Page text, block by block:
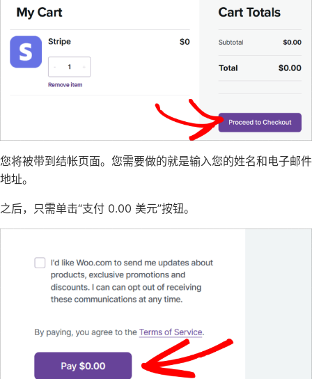
您将被带到结帐页面。您需要做的就是输入您的姓名和电子邮件
地址。
之后，只需单击“支付 0.00 美元”按钮。